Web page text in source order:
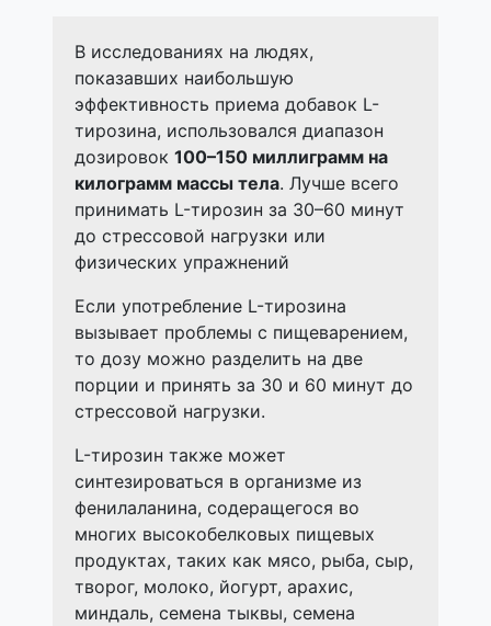
В исследованиях на людях,
показавших наибольшую
эффективность приема добавок L-
тирозина, использовался диапазон
дозировок 100–150 миллиграмм на
килограмм массы тела. Лучше всего
принимать L-тирозин за 30–60 минут
до стрессовой нагрузки или
физических упражнений
Если употребление L-тирозина
вызывает проблемы с пищеварением,
то дозу можно разделить на две
порции и принять за 30 и 60 минут до
стрессовой нагрузки.
L-тирозин также может
синтезироваться в организме из
фенилаланина, содеращегося во
многих высокобелковых пищевых
продуктах, таких как мясо, рыба, сыр,
творог, молоко, йогурт, арахис,
миндаль, семена тыквы, семена